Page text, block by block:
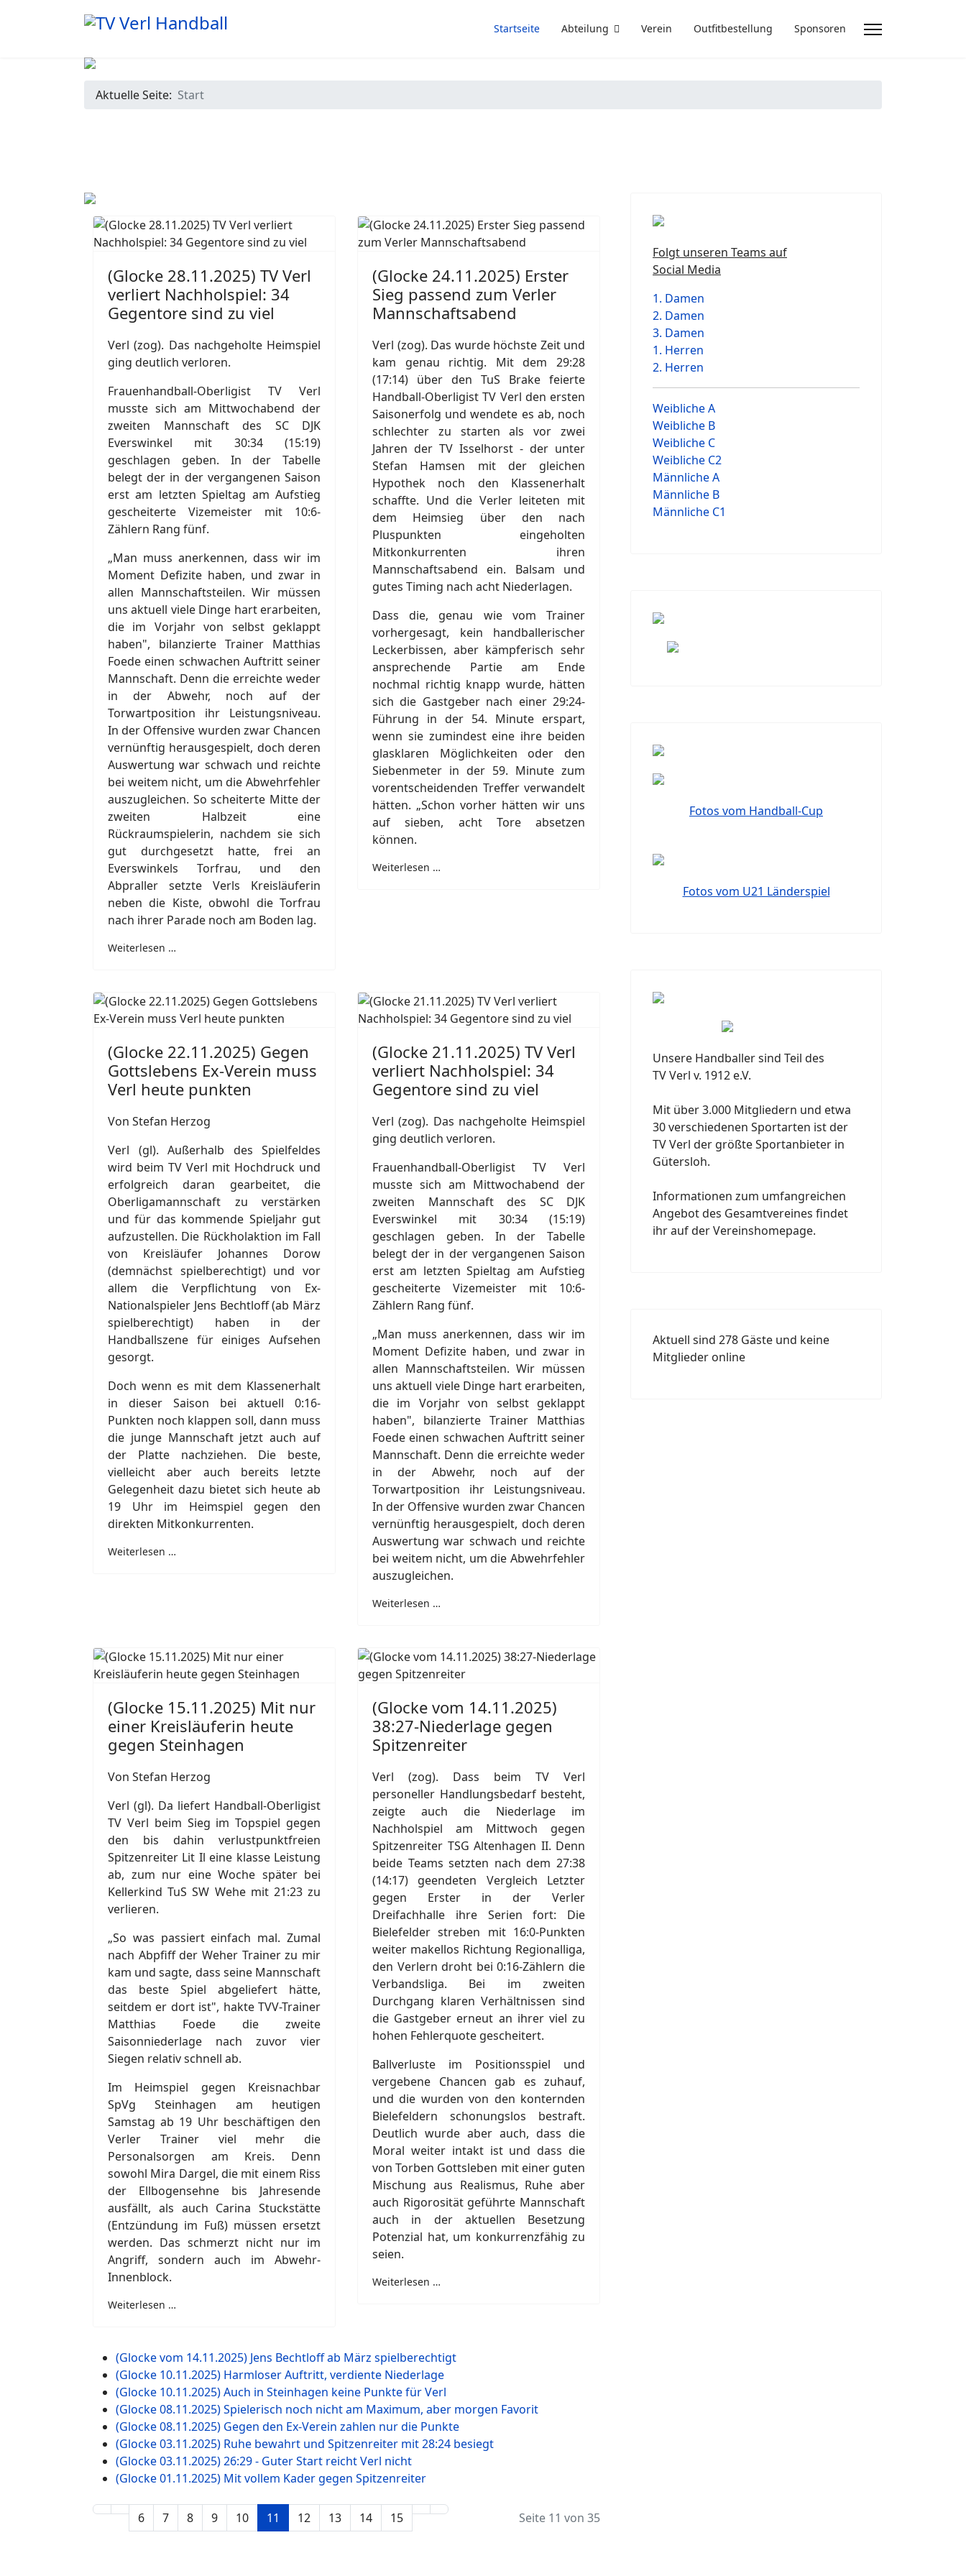
Startseite Abteilung Verein Outfitbestellung Sponsoren
Aktuelle Seite: Start
(Glocke 28.11.2025) TV Verl
verliert Nachholspiel: 34
Gegentore sind zu viel
Verl (zog). Das nachgeholte Heimspiel
ging deutlich verloren.
Frauenhandball-Oberligist TV Verl
musste sich am Mittwochabend der
zweiten Mannschaft des SC DJK
Everswinkel mit 30:34 (15:19)
geschlagen geben. In der Tabelle
belegt der in der vergangenen Saison
erst am letzten Spieltag am Aufstieg
gescheiterte Vizemeister mit 10:6-
Zählern Rang fünf.
„Man muss anerkennen, dass wir im
Moment Defizite haben, und zwar in
allen Mannschaftsteilen. Wir müssen
uns aktuell viele Dinge hart erarbeiten,
die im Vorjahr von selbst geklappt
haben", bilanzierte Trainer Matthias
Foede einen schwachen Auftritt seiner
Mannschaft. Denn die erreichte weder
in der Abwehr, noch auf der
Torwartposition ihr Leistungsniveau.
In der Offensive wurden zwar Chancen
vernünftig herausgespielt, doch deren
Auswertung war schwach und reichte
bei weitem nicht, um die Abwehrfehler
auszugleichen. So scheiterte Mitte der
zweiten Halbzeit eine
Rückraumspielerin, nachdem sie sich
gut durchgesetzt hatte, frei an
Everswinkels Torfrau, und den
Abpraller setzte Verls Kreisläuferin
neben die Kiste, obwohl die Torfrau
nach ihrer Parade noch am Boden lag.
Weiterlesen …
(Glocke 24.11.2025) Erster
Sieg passend zum Verler
Mannschaftsabend
Verl (zog). Das wurde höchste Zeit und
kam genau richtig. Mit dem 29:28
(17:14) über den TuS Brake feierte
Handball-Oberligist TV Verl den ersten
Saisonerfolg und wendete es ab, noch
schlechter zu starten als vor zwei
Jahren der TV Isselhorst - der unter
Stefan Hamsen mit der gleichen
Hypothek noch den Klassenerhalt
schaffte. Und die Verler leiteten mit
dem Heimsieg über den nach
Pluspunkten eingeholten
Mitkonkurrenten ihren
Mannschaftsabend ein. Balsam und
gutes Timing nach acht Niederlagen.
Dass die, genau wie vom Trainer
vorhergesagt, kein handballerischer
Leckerbissen, aber kämpferisch sehr
ansprechende Partie am Ende
nochmal richtig knapp wurde, hätten
sich die Gastgeber nach einer 29:24-
Führung in der 54. Minute erspart,
wenn sie zumindest eine ihre beiden
glasklaren Möglichkeiten oder den
Siebenmeter in der 59. Minute zum
vorentscheidenden Treffer verwandelt
hätten. „Schon vorher hätten wir uns
auf sieben, acht Tore absetzen
können.
Weiterlesen …
(Glocke 22.11.2025) Gegen
Gottslebens Ex-Verein muss
Verl heute punkten
Von Stefan Herzog
Verl (gl). Außerhalb des Spielfeldes
wird beim TV Verl mit Hochdruck und
erfolgreich daran gearbeitet, die
Oberligamannschaft zu verstärken
und für das kommende Spieljahr gut
aufzustellen. Die Rückholaktion im Fall
von Kreisläufer Johannes Dorow
(demnächst spielberechtigt) und vor
allem die Verpflichtung von Ex-
Nationalspieler Jens Bechtloff (ab März
spielberechtigt) haben in der
Handballszene für einiges Aufsehen
gesorgt.
Doch wenn es mit dem Klassenerhalt
in dieser Saison bei aktuell 0:16-
Punkten noch klappen soll, dann muss
die junge Mannschaft jetzt auch auf
der Platte nachziehen. Die beste,
vielleicht aber auch bereits letzte
Gelegenheit dazu bietet sich heute ab
19 Uhr im Heimspiel gegen den
direkten Mitkonkurrenten.
Weiterlesen …
(Glocke 21.11.2025) TV Verl
verliert Nachholspiel: 34
Gegentore sind zu viel
Verl (zog). Das nachgeholte Heimspiel
ging deutlich verloren.
Frauenhandball-Oberligist TV Verl
musste sich am Mittwochabend der
zweiten Mannschaft des SC DJK
Everswinkel mit 30:34 (15:19)
geschlagen geben. In der Tabelle
belegt der in der vergangenen Saison
erst am letzten Spieltag am Aufstieg
gescheiterte Vizemeister mit 10:6-
Zählern Rang fünf.
„Man muss anerkennen, dass wir im
Moment Defizite haben, und zwar in
allen Mannschaftsteilen. Wir müssen
uns aktuell viele Dinge hart erarbeiten,
die im Vorjahr von selbst geklappt
haben", bilanzierte Trainer Matthias
Foede einen schwachen Auftritt seiner
Mannschaft. Denn die erreichte weder
in der Abwehr, noch auf der
Torwartposition ihr Leistungsniveau.
In der Offensive wurden zwar Chancen
vernünftig herausgespielt, doch deren
Auswertung war schwach und reichte
bei weitem nicht, um die Abwehrfehler
auszugleichen.
Weiterlesen …
(Glocke 15.11.2025) Mit nur
einer Kreisläuferin heute
gegen Steinhagen
Von Stefan Herzog
Verl (gl). Da liefert Handball-Oberligist
TV Verl beim Sieg im Topspiel gegen
den bis dahin verlustpunktfreien
Spitzenreiter Lit Il eine klasse Leistung
ab, zum nur eine Woche später bei
Kellerkind TuS SW Wehe mit 21:23 zu
verlieren.
„So was passiert einfach mal. Zumal
nach Abpfiff der Weher Trainer zu mir
kam und sagte, dass seine Mannschaft
das beste Spiel abgeliefert hätte,
seitdem er dort ist", hakte TVV-Trainer
Matthias Foede die zweite
Saisonniederlage nach zuvor vier
Siegen relativ schnell ab.
Im Heimspiel gegen Kreisnachbar
SpVg Steinhagen am heutigen
Samstag ab 19 Uhr beschäftigen den
Verler Trainer viel mehr die
Personalsorgen am Kreis. Denn
sowohl Mira Dargel, die mit einem Riss
der Ellbogensehne bis Jahresende
ausfällt, als auch Carina Stuckstätte
(Entzündung im Fuß) müssen ersetzt
werden. Das schmerzt nicht nur im
Angriff, sondern auch im Abwehr-
Innenblock.
Weiterlesen …
(Glocke vom 14.11.2025)
38:27-Niederlage gegen
Spitzenreiter
Verl (zog). Dass beim TV Verl
personeller Handlungsbedarf besteht,
zeigte auch die Niederlage im
Nachholspiel am Mittwoch gegen
Spitzenreiter TSG Altenhagen II. Denn
beide Teams setzten nach dem 27:38
(14:17) geendeten Vergleich Letzter
gegen Erster in der Verler
Dreifachhalle ihre Serien fort: Die
Bielefelder streben mit 16:0-Punkten
weiter makellos Richtung Regionalliga,
den Verlern droht bei 0:16-Zählern die
Verbandsliga. Bei im zweiten
Durchgang klaren Verhältnissen sind
die Gastgeber erneut an ihrer viel zu
hohen Fehlerquote gescheitert.
Ballverluste im Positionsspiel und
vergebene Chancen gab es zuhauf,
und die wurden von den konternden
Bielefeldern schonungslos bestraft.
Deutlich wurde aber auch, dass die
Moral weiter intakt ist und dass die
von Torben Gottsleben mit einer guten
Mischung aus Realismus, Ruhe aber
auch Rigorosität geführte Mannschaft
auch in der aktuellen Besetzung
Potenzial hat, um konkurrenzfähig zu
seien.
Weiterlesen …
(Glocke vom 14.11.2025) Jens Bechtloff ab März spielberechtigt
(Glocke 10.11.2025) Harmloser Auftritt, verdiente Niederlage
(Glocke 10.11.2025) Auch in Steinhagen keine Punkte für Verl
(Glocke 08.11.2025) Spielerisch noch nicht am Maximum, aber morgen Favorit
(Glocke 08.11.2025) Gegen den Ex-Verein zahlen nur die Punkte
(Glocke 03.11.2025) Ruhe bewahrt und Spitzenreiter mit 28:24 besiegt
(Glocke 03.11.2025) 26:29 - Guter Start reicht Verl nicht
(Glocke 01.11.2025) Mit vollem Kader gegen Spitzenreiter
6 7 8 9 10 11 12 13 14 15 Seite 11 von 35
Folgt unseren Teams auf
Social Media
1. Damen
2. Damen
3. Damen
1. Herren
2. Herren
Weibliche A
Weibliche B
Weibliche C
Weibliche C2
Männliche A
Männliche B
Männliche C1
Fotos vom Handball-Cup
Fotos vom U21 Länderspiel
Unsere Handballer sind Teil des
TV Verl v. 1912 e.V.
Mit über 3.000 Mitgliedern und etwa
30 verschiedenen Sportarten ist der
TV Verl der größte Sportanbieter in
Gütersloh.
Informationen zum umfangreichen
Angebot des Gesamtvereines findet
ihr auf der Vereinshomepage.
Aktuell sind 278 Gäste und keine
Mitglieder online